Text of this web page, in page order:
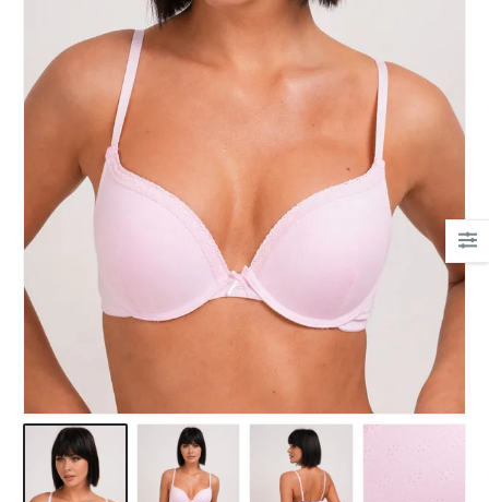
Ha csipkés fehérnemű,
akkor nekem a Bonatti.
Mert gyönyörűek, mert
kényelmesek.
És az egyetlen hely, ahol
tanácsot kaptam!